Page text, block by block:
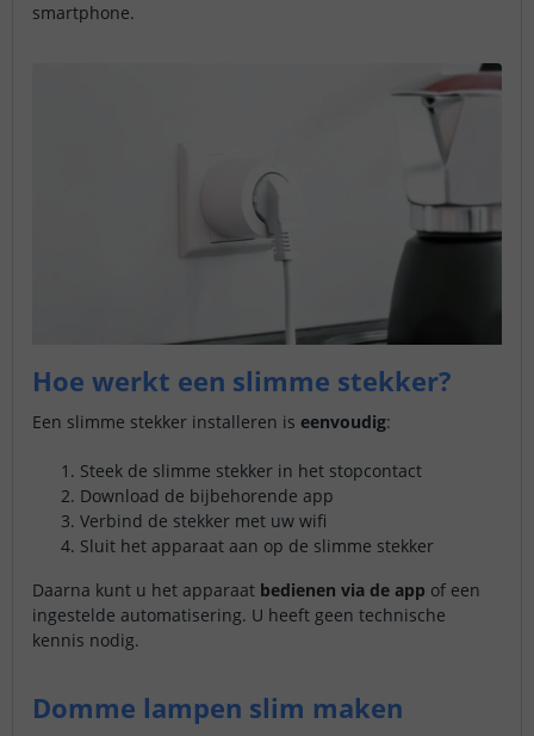
smartphone.
Hoe werkt een slimme stekker?
Een slimme stekker installeren is eenvoudig:
Steek de slimme stekker in het stopcontact
Download de bijbehorende app
Verbind de stekker met uw wifi
Sluit het apparaat aan op de slimme stekker
Daarna kunt u het apparaat bedienen via de app of een
ingestelde automatisering. U heeft geen technische
kennis nodig.
Domme lampen slim maken